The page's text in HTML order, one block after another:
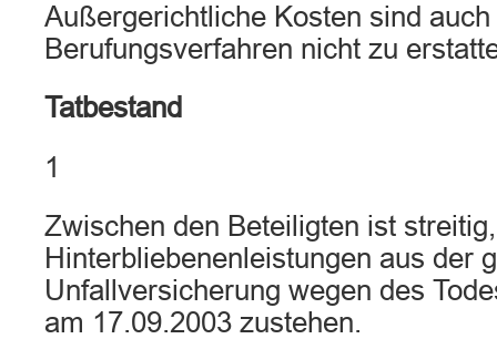
Außergerichtliche Kosten sind
Berufungsverfahren nicht zu
Tatbestand
1
Zwischen den Beteiligten ist
Hinterbliebenenleistungen aus der
Unfallversicherung wegen des
am 17.09.2003 zustehen.